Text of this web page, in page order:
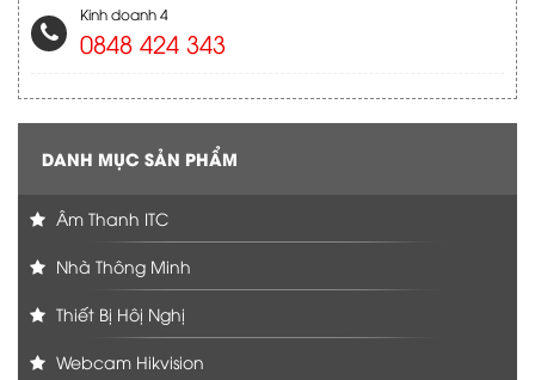
Kinh doanh 4
0848 424 343
DANH MỤC SẢN PHẨM
Âm Thanh ITC
Nhà Thông Minh
Thiết Bị Hôị Nghị
Webcam Hikvision